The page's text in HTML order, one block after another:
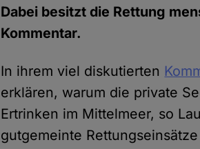
Dabei besitzt die Rettung
Kommentar.
In ihrem viel diskutierten
erklären, warum die private
Ertrinken im Mittelmeer, so
gutgemeinte